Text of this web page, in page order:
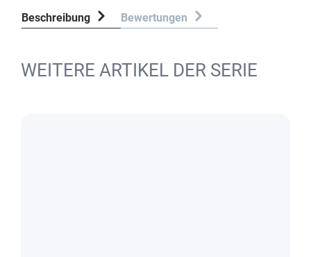
Beschreibung Bewertungen
WEITERE ARTIKEL DER SERIE